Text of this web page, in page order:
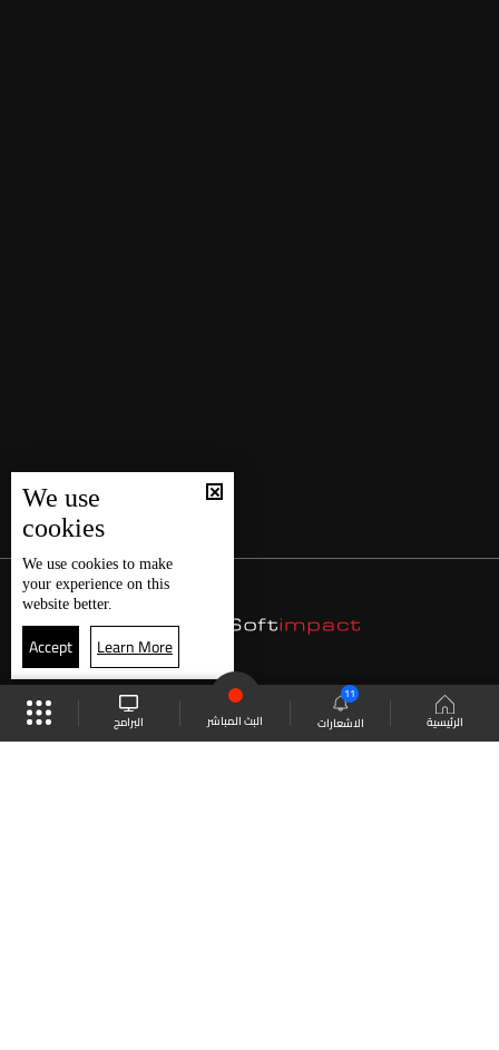
الرئيسية الاشعارات
11
البث المباشر البرامج
We use
cookies
We use cookies to make
your experience on this
website better.
Accept Learn More
موقع البرامج الجدول البث المباشر